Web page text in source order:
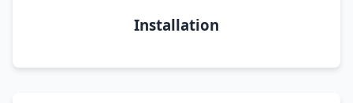
Installation